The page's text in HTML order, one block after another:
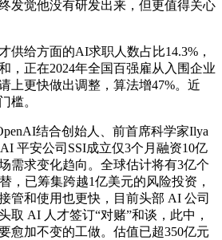
发觉他没有研发出来，但更值得关心
给方面的AI求职人数占比14.3%，
，正在2024年全国百强雇从入围企业
上更快做出调整，算法增47%。近
槛。
结合创始人、前首席科学家Ilya
平安公司SSI成立仅3个月融资10亿
需求变化趋向。全球估计将有3亿个
，已筹集跨越1亿美元的风险投资，
管和使用也更快，目前头部 AI 公司
取 AI 人才签订“对赌”和谈，此中，
愈加不变的工做。估值已超350亿元